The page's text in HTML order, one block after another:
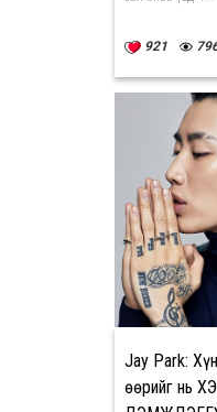
921
Jay Park:
өөрийг нь